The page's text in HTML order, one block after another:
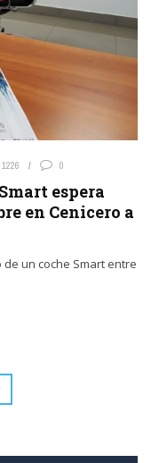
1226 0
espera
en Cenicero a
un coche Smart entre